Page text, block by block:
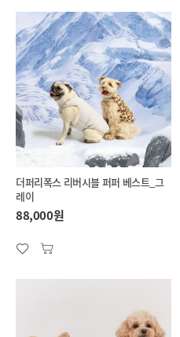
더퍼리폭스 리버시블 퍼퍼 베스트_그
레이
88,000원